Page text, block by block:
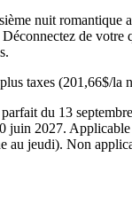
nuit romantique
de votre
taxes (201,66$/la
du 13
juin 2027.
au jeudi). Non